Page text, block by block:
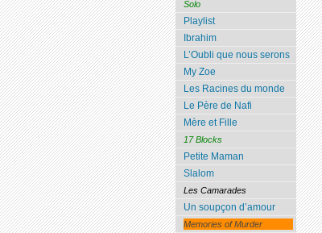
Solo
Playlist
Ibrahim
L’Oubli que nous serons
My Zoe
Les Racines du monde
Le Père de Nafi
Mère et Fille
17 Blocks
Petite Maman
Slalom
Les Camarades
Un soupçon d’amour
Memories of Murder